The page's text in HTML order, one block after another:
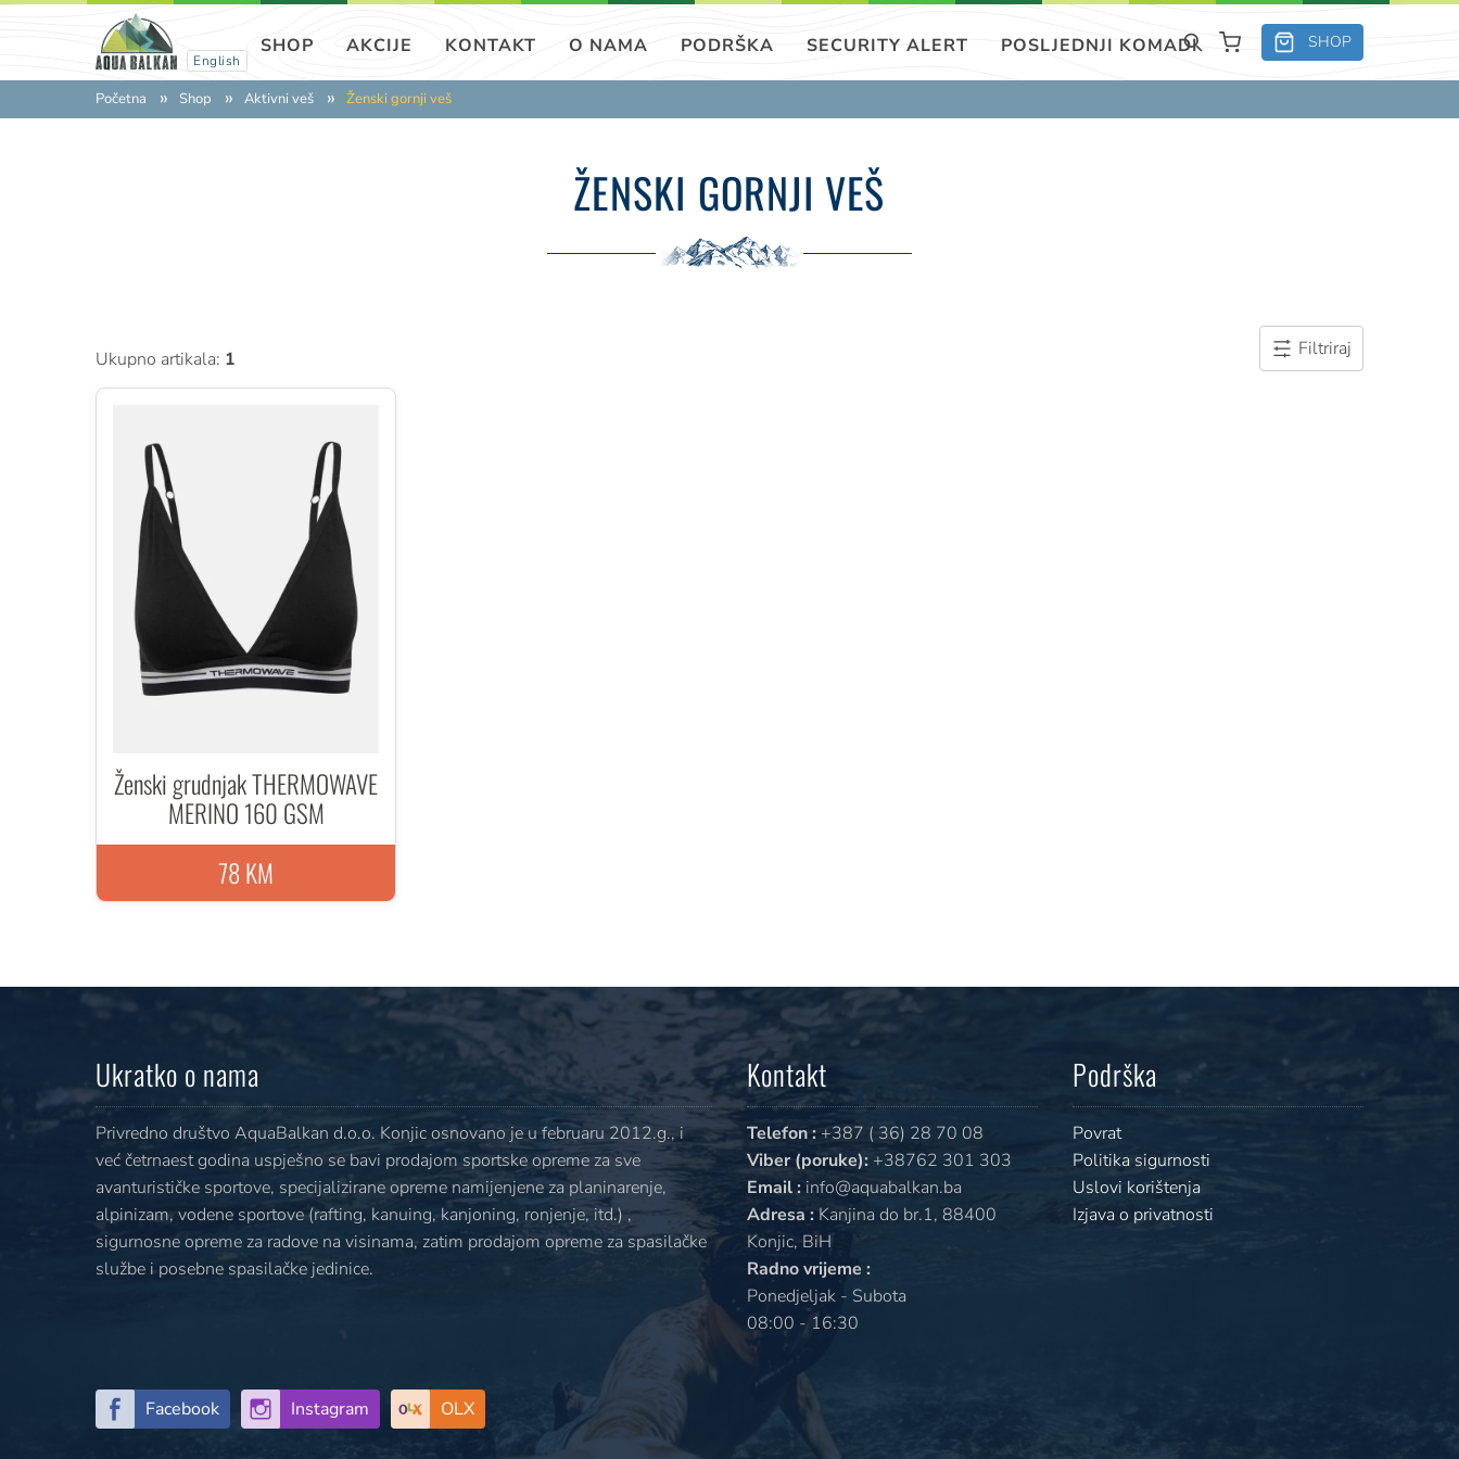
English
SHOP AKCIJE KONTAKT O NAMA PODRŠKA SECURITY ALERT POSLJEDNJI KOMADI SHOP
Početna Shop Aktivni veš Ženski gornji veš
ŽENSKI GORNJI VEŠ
Ukupno artikala: 1 Filtriraj
Ženski grudnjak THERMOWAVE
MERINO 160 GSM
78 KM
Ukratko o nama
Privredno društvo AquaBalkan d.o.o. Konjic osnovano je u februaru 2012.g., i
već četrnaest godina uspješno se bavi prodajom sportske opreme za sve
avanturističke sportove, specijalizirane opreme namijenjene za planinarenje,
alpinizam, vodene sportove (rafting, kanuing, kanjoning, ronjenje, itd.) ,
sigurnosne opreme za radove na visinama, zatim prodajom opreme za spasilačke
službe i posebne spasilačke jedinice.
Kontakt
Telefon : +387 ( 36) 28 70 08
Viber (poruke): +38762 301 303
Email : info@aquabalkan.ba
Adresa : Kanjina do br.1, 88400
Konjic, BiH
Radno vrijeme :
Ponedjeljak - Subota
08:00 - 16:30
Podrška
Povrat
Politika sigurnosti
Uslovi korištenja
Izjava o privatnosti
Facebook Instagram OLX